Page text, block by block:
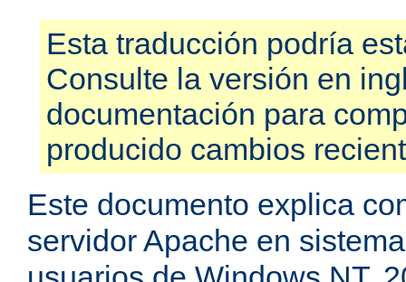
Esta traducción podría
Consulte la versión en
documentación para
producido cambios
Este documento explica
servidor Apache en